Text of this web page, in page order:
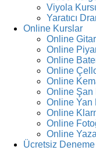
Viyola
Yaratıcı
Online Kurslar
Online
Online
Online
Online
Online
Online Şan
Online Yan
Online
Online
Online
Ücretsiz